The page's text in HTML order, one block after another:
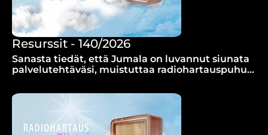
Resurssit - 140/2026
Sanasta tiedät, että Jumala on luvannut siunata
palvelutehtäväsi, muistuttaa radiohartauspuhuja